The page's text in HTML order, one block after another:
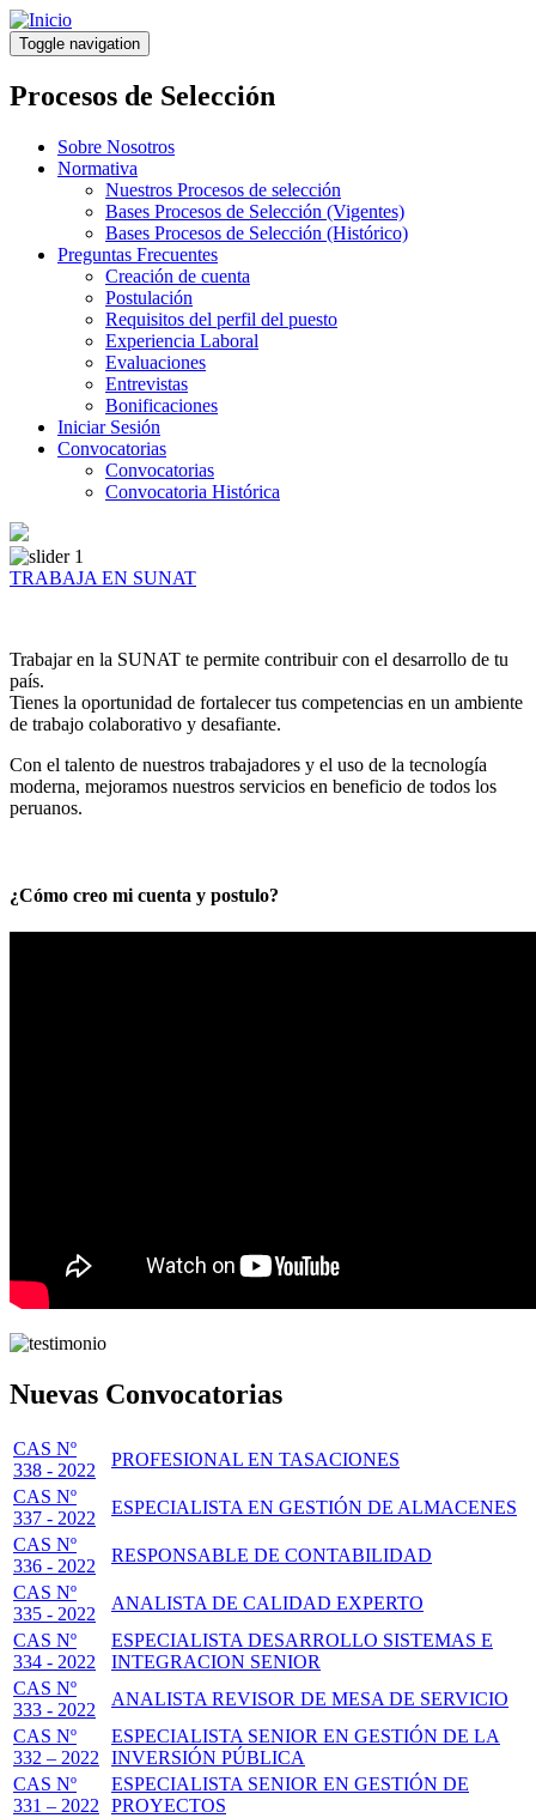
Pasar
al
contenido
principal
Toggle navigation
Procesos de Selección
Sobre Nosotros
Normativa
Nuestros Procesos de selección
Bases Procesos de Selección (Vigentes)
Bases Procesos de Selección (Histórico)
Preguntas Frecuentes
Creación de cuenta
Postulación
Requisitos del perfil del puesto
Experiencia Laboral
Evaluaciones
Entrevistas
Bonificaciones
Iniciar Sesión
Convocatorias
Convocatorias
Convocatoria Histórica
TRABAJA EN SUNAT
Trabajar en la SUNAT te permite contribuir con el desarrollo de tu
país.
Tienes la oportunidad de fortalecer tus competencias en un ambiente
de trabajo colaborativo y desafiante.
Con el talento de nuestros trabajadores y el uso de la tecnología
moderna, mejoramos nuestros servicios en beneficio de todos los
peruanos.
¿Cómo creo mi cuenta y postulo?
Nuevas Convocatorias
CAS Nº
338 - 2022
PROFESIONAL EN TASACIONES
CAS Nº
337 - 2022
ESPECIALISTA EN GESTIÓN DE ALMACENES
CAS Nº
336 - 2022
RESPONSABLE DE CONTABILIDAD
CAS Nº
335 - 2022
ANALISTA DE CALIDAD EXPERTO
CAS Nº
334 - 2022
ESPECIALISTA DESARROLLO SISTEMAS E
INTEGRACION SENIOR
CAS Nº
333 - 2022
ANALISTA REVISOR DE MESA DE SERVICIO
CAS Nº
332 – 2022
ESPECIALISTA SENIOR EN GESTIÓN DE LA
INVERSIÓN PÚBLICA
CAS Nº
331 – 2022
ESPECIALISTA SENIOR EN GESTIÓN DE
PROYECTOS